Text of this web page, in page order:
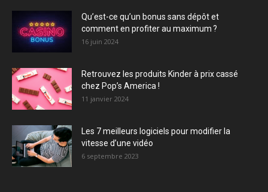
Qu’est-ce qu’un bonus sans dépôt et
comment en profiter au maximum ?
16 juin 2024
Retrouvez les produits Kinder à prix cassé
chez Pop’s America !
11 janvier 2024
Les 7 meilleurs logiciels pour modifier la
vitesse d’une vidéo
6 septembre 2023